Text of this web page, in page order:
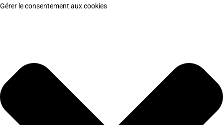
Gérer le consentement aux cookies